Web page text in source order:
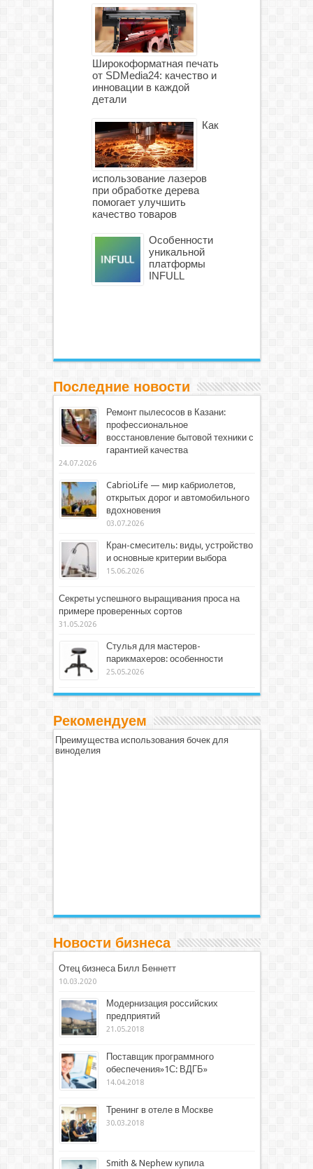
Широкоформатная печать
от SDMedia24: качество и
инновации в каждой
детали
Как
использование лазеров
при обработке дерева
помогает улучшить
качество товаров
Особенности
уникальной
платформы
INFULL
Последние новости
Ремонт пылесосов в Казани:
профессиональное
восстановление бытовой техники с
гарантией качества
24.07.2026
CabrioLife — мир кабриолетов,
открытых дорог и автомобильного
вдохновения
03.07.2026
Кран-смеситель: виды, устройство
и основные критерии выбора
15.06.2026
Секреты успешного выращивания проса на
примере проверенных сортов
31.05.2026
Стулья для мастеров-
парикмахеров: особенности
25.05.2026
Рекомендуем
Преимущества использования бочек для
виноделия
Новости бизнеса
Отец бизнеса Билл Беннетт
10.03.2020
Модернизация российских
предприятий
21.05.2018
Поставщик программного
обеспечения»1С: ВДГБ»
14.04.2018
Тренинг в отеле в Москве
30.03.2018
Smith & Nephew купила